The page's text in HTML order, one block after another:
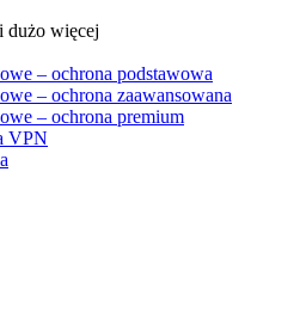
dużo więcej
– ochrona podstawowa
– ochrona zaawansowana
– ochrona premium
VPN